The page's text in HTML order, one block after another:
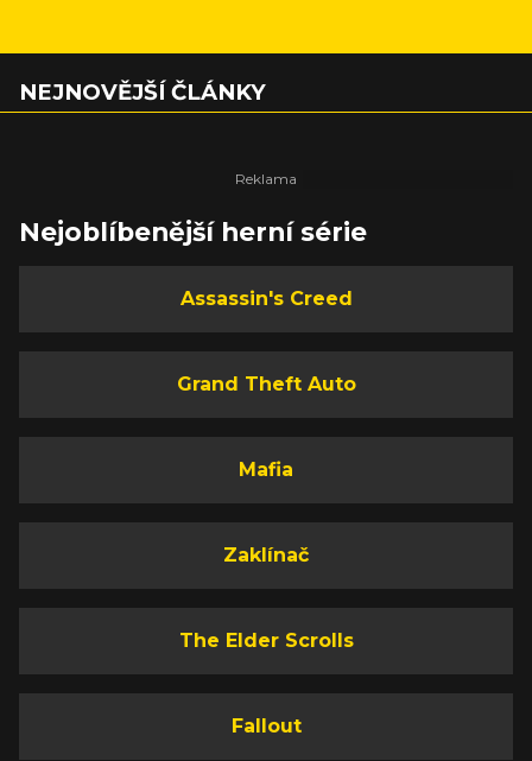
NEJNOVĚJŠÍ ČLÁNKY
Nejoblíbenější herní série
Assassin's Creed
Grand Theft Auto
Mafia
Zaklínač
The Elder Scrolls
Fallout